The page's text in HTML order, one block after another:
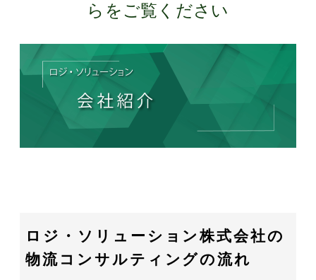
らをご覧ください
ロジ・ソリューション株式会社の
物流コンサルティングの流れ